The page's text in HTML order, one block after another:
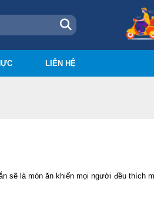
LIÊN HỆ
sẽ là món ăn khiến mọi người đều thích